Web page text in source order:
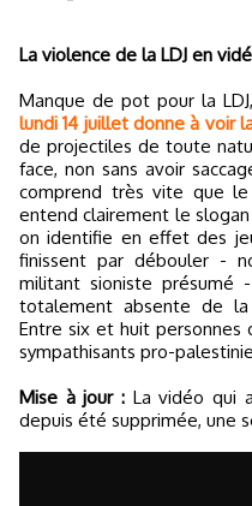
La violence de la LDJ en
Manque de pot pour la
lundi 14 juillet donne à voir
de projectiles de toute
face, non sans avoir
comprend très vite que
entend clairement le slogan
on identifie en effet des
finissent par débouler -
militant sioniste présumé
totalement absente de la
Entre six et huit
sympathisants pro-
Mise à jour : La vidéo qui
depuis été supprimée, une